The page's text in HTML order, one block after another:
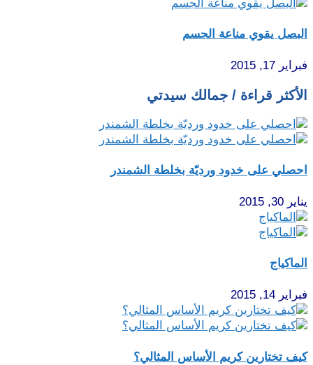
البصل يقوي مناعة الجسم
فبراير 17, 2015
الأكثر قراءة / جمالك سيدتي
احصلي على خدود ورديّة بخلطة الشمندر
يناير 30, 2015
الماكياج
فبراير 14, 2015
كيف تختارين كريم الأساس المثالي؟